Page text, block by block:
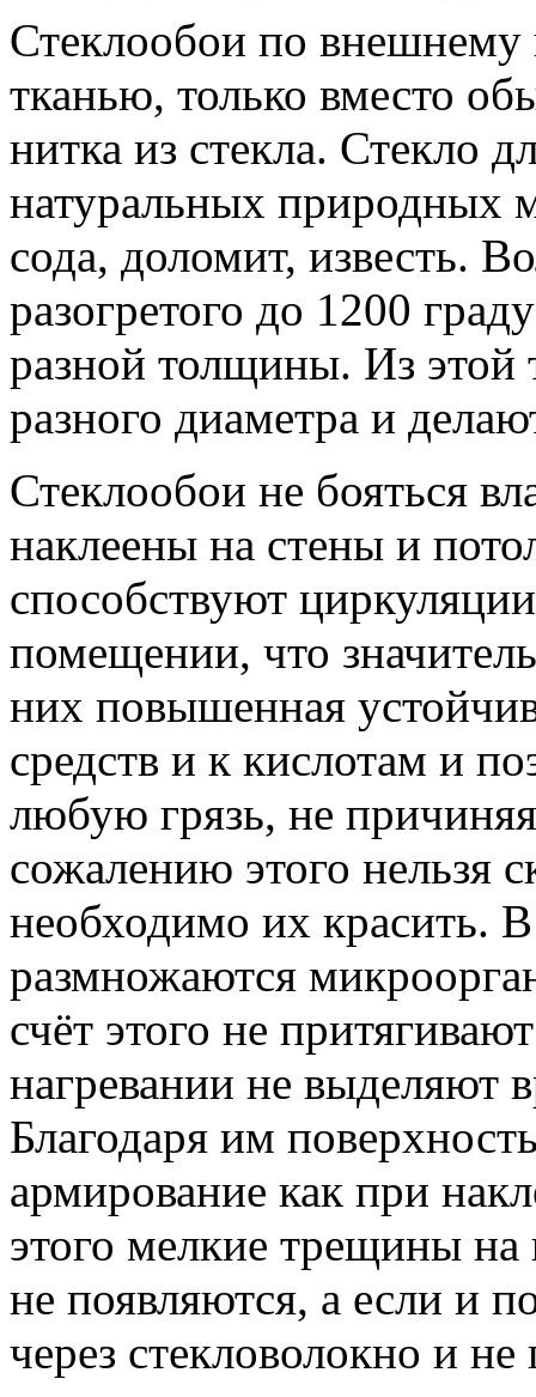
Стеклообои по
тканью, только вместо
нитка из стекла. Стекло
натуральных природных
сода, доломит, известь.
разогретого до 1200
разной толщины. Из этой
разного диаметра и
Стеклообои не бояться
наклеены на стены и
способствуют
помещении, что
них повышенная
средств и к кислотам и
любую грязь, не
сожалению этого нельзя
необходимо их красить.
размножаются
счёт этого не
нагревании не выделяют
Благодаря им
армирование как при
этого мелкие трещины
не появляются, а если и
через стекловолокно и